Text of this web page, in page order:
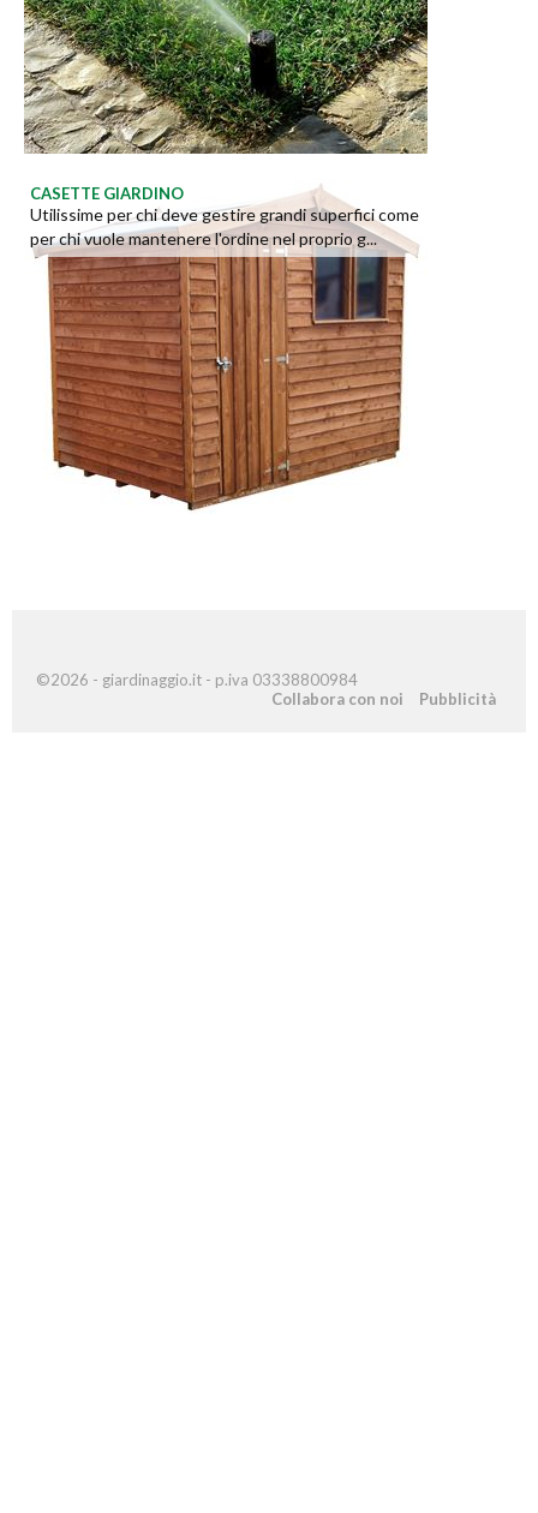
CASETTE GIARDINO
Utilissime per chi deve gestire grandi superfici come
per chi vuole mantenere l'ordine nel proprio g...
©2026 - giardinaggio.it - p.iva 03338800984
Collabora con noi
Pubblicità